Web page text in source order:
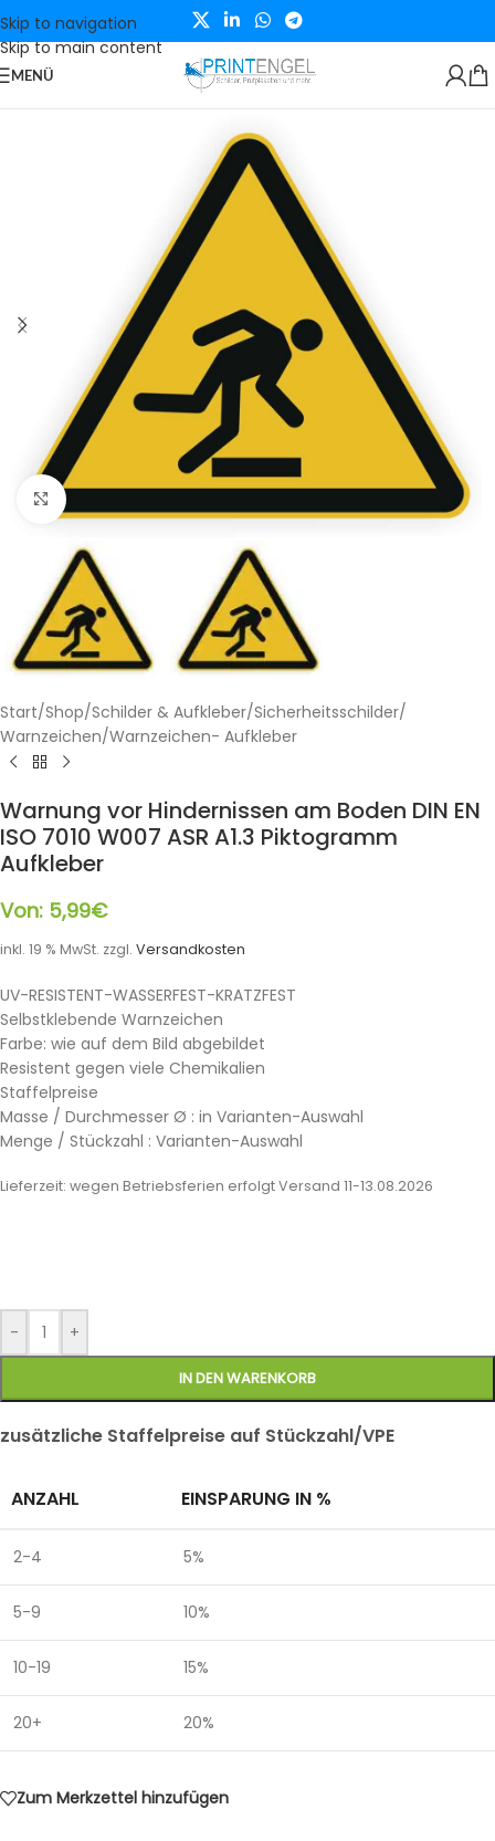
Skip to navigation
Skip to main content
MENÜ
Klicken zum Vergrößern
Start/Shop/Schilder & Aufkleber/Sicherheitsschilder/
Warnzeichen/Warnzeichen- Aufkleber
Warnung vor Hindernissen am Boden DIN EN
ISO 7010 W007 ASR A1.3 Piktogramm
Aufkleber
Von: 5,99€
inkl. 19 % MwSt. zzgl. Versandkosten
UV-RESISTENT-WASSERFEST-KRATZFEST
Selbstklebende Warnzeichen
Farbe: wie auf dem Bild abgebildet
Resistent gegen viele Chemikalien
Staffelpreise
Masse / Durchmesser Ø : in Varianten-Auswahl
Menge / Stückzahl : Varianten-Auswahl
Lieferzeit: wegen Betriebsferien erfolgt Versand 11-13.08.2026
- +
IN DEN WARENKORB
zusätzliche Staffelpreise auf Stückzahl/VPE
ANZAHL EINSPARUNG IN %
2-4 5%
5-9 10%
10-19 15%
20+ 20%
Zum Merkzettel hinzufügen